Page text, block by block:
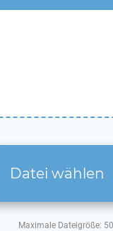
Datei wählen
Maximale Dateigröße: